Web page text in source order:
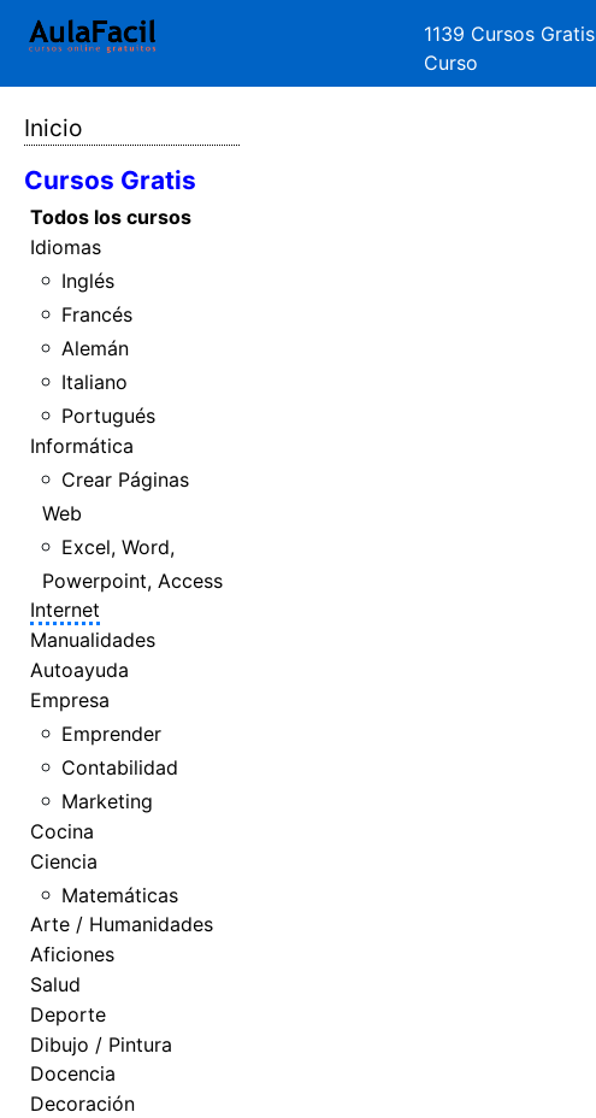
1139 Cursos Gratis
Curso
Inicio
Cursos Gratis
Todos los cursos
Idiomas
Inglés
Francés
Alemán
Italiano
Portugués
Informática
Crear Páginas
Web
Excel, Word,
Powerpoint, Access
Internet
Manualidades
Autoayuda
Empresa
Emprender
Contabilidad
Marketing
Cocina
Ciencia
Matemáticas
Arte / Humanidades
Aficiones
Salud
Deporte
Dibujo / Pintura
Docencia
Decoración